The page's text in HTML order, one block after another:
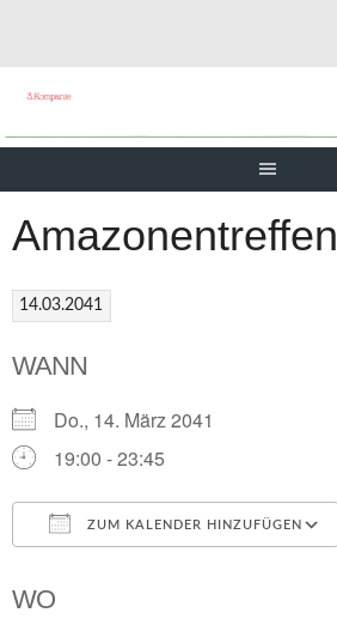
Amazonentreffen
14.03.2041
WANN
Do., 14. März 2041
19:00 - 23:45
ZUM KALENDER HINZUFÜGEN
WO